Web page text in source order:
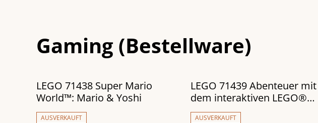
Gaming (Bestellware)
LEGO 71438 Super Mario
World™: Mario & Yoshi
AUSVERKAUFT
LEGO 71439 Abenteuer mit
dem interaktiven LEGO®
Mario™
AUSVERKAUFT